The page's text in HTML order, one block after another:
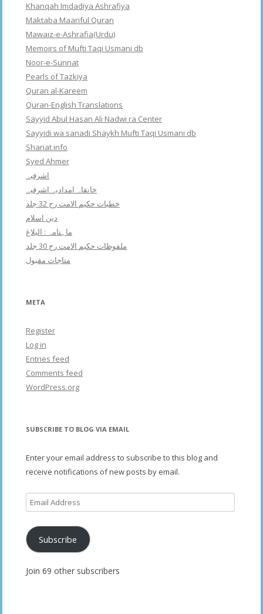
Khanqah Imdadiya Ashrafiya
Maktaba Maariful Quran
Mawaiz-e-Ashrafia(Urdu)
Memoirs of Mufti Taqi Usmani db
Noor-e-Sunnat
Pearls of Tazkiya
Quran al-Kareem
Quran-English Translations
Sayyid Abul Hasan Ali Nadwi ra Center
Sayyidi wa sanadi Shaykh Mufti Taqi Usmani db
Shariat info
Syed Ahmer
اشرفبہ
خانقاہ امدادیہ اشرفیہ
خطبات حکیم الامت رح 32 جلد
دین اسلام
ماہنامہ : البلاغ
ملفوظات حکیم الامت رح 30 جلد
مناجات مقبول
META
Register
Log in
Entries feed
Comments feed
WordPress.org
SUBSCRIBE TO BLOG VIA EMAIL
Enter your email address to subscribe to this blog and
receive notifications of new posts by email.
Email
Address
Subscribe
Join 69 other subscribers